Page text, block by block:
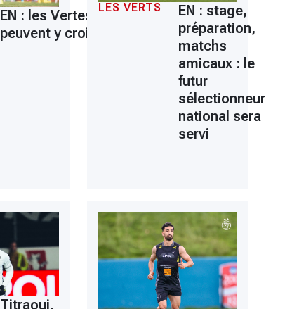
EN : les Vertes
peuvent y croire
LES VERTS
EN : stage,
préparation,
matchs
amicaux : le
futur
sélectionneur
national sera
servi
Titraoui,